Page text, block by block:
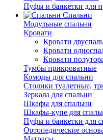
Пуфы и банкетки для
Спальни
Модульные спальни
Кровати
Кровати
Кровати
Кровати
Тумбы прикроватные
Комоды для спальни
Столики туалетные,
Зеркала для спальни
Шкафы для спальни
Шкафы-купе для
Пуфы и банкетки для
Ортопедические